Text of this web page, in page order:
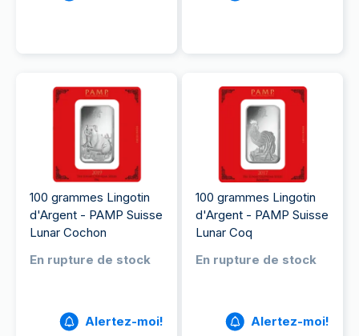
100 grammes Lingotin
d'Argent - PAMP Suisse
Lunar Cochon
En rupture de stock
Alertez-moi!
100 grammes Lingotin
d'Argent - PAMP Suisse
Lunar Coq
En rupture de stock
Alertez-moi!